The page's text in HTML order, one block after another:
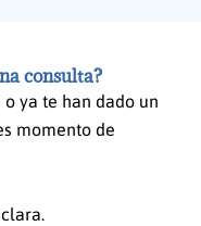
consulta?
ya te han dado un
momento de